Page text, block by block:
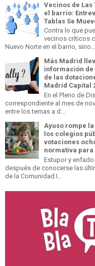
Vecinos de Las
el barrio:
Tablas Se
Contra lo que
vecinos críticos
Nuevo Norte en el barrio, sino...
Más Madrid
información de
de las
Madrid Capital
En el Pleno de
correspondiente al mes de
entre los temas a d...
Ayuso rompe
los colegios
votaciones
normativa
Estupor y
después de conocerse las
de la Comunidad I...